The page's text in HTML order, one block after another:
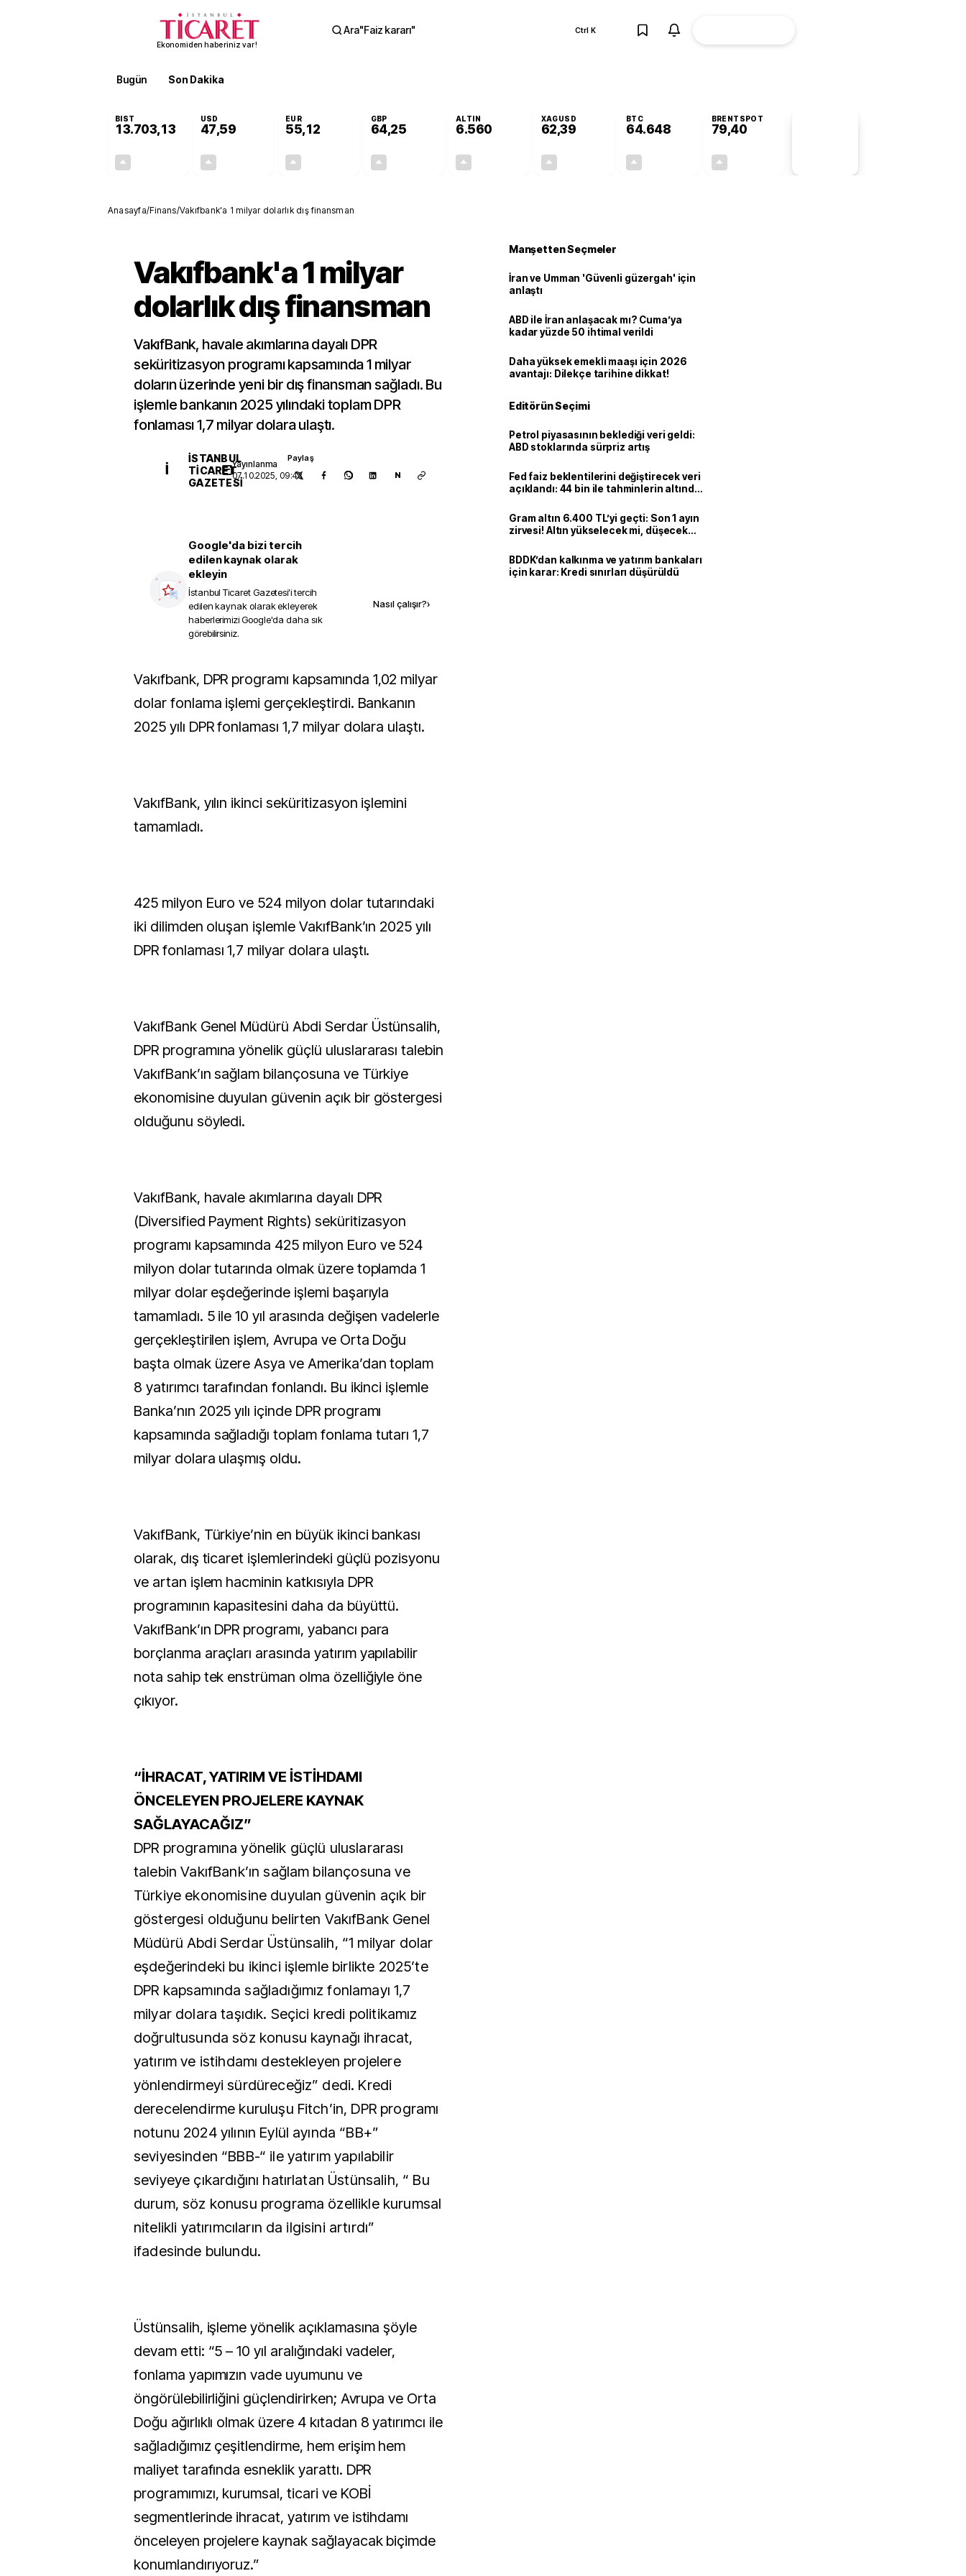
Ekonomiden haberiniz var!
Ara"Faiz kararı" Ctrl K
Bugün Son Dakika
BIST
13.703,13
USD
47,59
EUR
55,12
GBP
64,25
ALTIN
6.560
XAGUSD
62,39
BTC
64.648
BRENTSPOT
79,40
Anasayfa/Finans/Vakıfbank'a 1 milyar dolarlık dış finansman
Vakıfbank'a 1 milyar
dolarlık dış finansman
VakıfBank, havale akımlarına dayalı DPR
seküritizasyon programı kapsamında 1 milyar
doların üzerinde yeni bir dış finansman sağladı. Bu
işlemle bankanın 2025 yılındaki toplam DPR
fonlaması 1,7 milyar dolara ulaştı.
İ
İSTANBUL
TICARET
GAZETESI
Yayınlanma
07.10.2025, 09:43
Paylaş
N
Google'da bizi tercih
edilen kaynak olarak
ekleyin
İstanbul Ticaret Gazetesi'i tercih
edilen kaynak olarak ekleyerek
haberlerimizi Google'da daha sık
görebilirsiniz.
Nasıl çalışır?›
Vakıfbank, DPR programı kapsamında 1,02 milyar
dolar fonlama işlemi gerçekleştirdi. Bankanın
2025 yılı DPR fonlaması 1,7 milyar dolara ulaştı.
VakıfBank, yılın ikinci seküritizasyon işlemini
tamamladı.
425 milyon Euro ve 524 milyon dolar tutarındaki
iki dilimden oluşan işlemle VakıfBank’ın 2025 yılı
DPR fonlaması 1,7 milyar dolara ulaştı.
VakıfBank Genel Müdürü Abdi Serdar Üstünsalih,
DPR programına yönelik güçlü uluslararası talebin
VakıfBank’ın sağlam bilançosuna ve Türkiye
ekonomisine duyulan güvenin açık bir göstergesi
olduğunu söyledi.
VakıfBank, havale akımlarına dayalı DPR
(Diversified Payment Rights) seküritizasyon
programı kapsamında 425 milyon Euro ve 524
milyon dolar tutarında olmak üzere toplamda 1
milyar dolar eşdeğerinde işlemi başarıyla
tamamladı. 5 ile 10 yıl arasında değişen vadelerle
gerçekleştirilen işlem, Avrupa ve Orta Doğu
başta olmak üzere Asya ve Amerika’dan toplam
8 yatırımcı tarafından fonlandı. Bu ikinci işlemle
Banka’nın 2025 yılı içinde DPR programı
kapsamında sağladığı toplam fonlama tutarı 1,7
milyar dolara ulaşmış oldu.
VakıfBank, Türkiye’nin en büyük ikinci bankası
olarak, dış ticaret işlemlerindeki güçlü pozisyonu
ve artan işlem hacminin katkısıyla DPR
programının kapasitesini daha da büyüttü.
VakıfBank’ın DPR programı, yabancı para
borçlanma araçları arasında yatırım yapılabilir
nota sahip tek enstrüman olma özelliğiyle öne
çıkıyor.
“İHRACAT, YATIRIM VE İSTİHDAMI
ÖNCELEYEN PROJELERE KAYNAK
SAĞLAYACAĞIZ”
DPR programına yönelik güçlü uluslararası
talebin VakıfBank’ın sağlam bilançosuna ve
Türkiye ekonomisine duyulan güvenin açık bir
göstergesi olduğunu belirten VakıfBank Genel
Müdürü Abdi Serdar Üstünsalih, “1 milyar dolar
eşdeğerindeki bu ikinci işlemle birlikte 2025’te
DPR kapsamında sağladığımız fonlamayı 1,7
milyar dolara taşıdık. Seçici kredi politikamız
doğrultusunda söz konusu kaynağı ihracat,
yatırım ve istihdamı destekleyen projelere
yönlendirmeyi sürdüreceğiz” dedi. Kredi
derecelendirme kuruluşu Fitch’in, DPR programı
notunu 2024 yılının Eylül ayında “BB+”
seviyesinden “BBB-“ ile yatırım yapılabilir
seviyeye çıkardığını hatırlatan Üstünsalih, “ Bu
durum, söz konusu programa özellikle kurumsal
nitelikli yatırımcıların da ilgisini artırdı”
ifadesinde bulundu.
Üstünsalih, işleme yönelik açıklamasına şöyle
devam etti: “5 – 10 yıl aralığındaki vadeler,
fonlama yapımızın vade uyumunu ve
öngörülebilirliğini güçlendirirken; Avrupa ve Orta
Doğu ağırlıklı olmak üzere 4 kıtadan 8 yatırımcı ile
sağladığımız çeşitlendirme, hem erişim hem
maliyet tarafında esneklik yarattı. DPR
programımızı, kurumsal, ticari ve KOBİ
segmentlerinde ihracat, yatırım ve istihdamı
önceleyen projelere kaynak sağlayacak biçimde
konumlandırıyoruz.”
Manşetten Seçmeler
İran ve Umman 'Güvenli güzergah' için
anlaştı
ABD ile İran anlaşacak mı? Cuma’ya
kadar yüzde 50 ihtimal verildi
Daha yüksek emekli maaşı için 2026
avantajı: Dilekçe tarihine dikkat!
Editörün Seçimi
Petrol piyasasının beklediği veri geldi:
ABD stoklarında sürpriz artış
Fed faiz beklentilerini değiştirecek veri
açıklandı: 44 bin ile tahminlerin altında
Gram altın 6.400 TL’yi geçti: Son 1 ayın
zirvesi! Altın yükselecek mi, düşecek
BDDK’dan kalkınma ve yatırım bankaları
için karar: Kredi sınırları düşürüldü